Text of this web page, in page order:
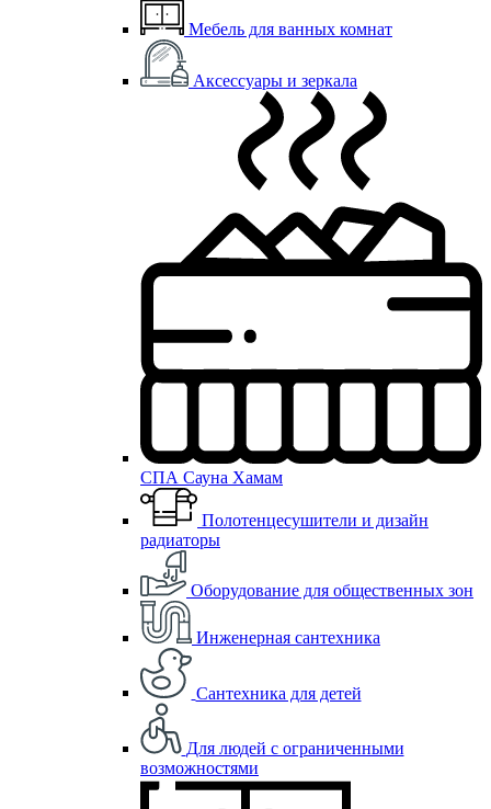
Мебель для ванных комнат
Аксессуары и зеркала
СПА Сауна Хамам
Полотенцесушители и дизайн
радиаторы
Оборудование для общественных зон
Инженерная сантехника
Сантехника для детей
Для людей с ограниченными
возможностями